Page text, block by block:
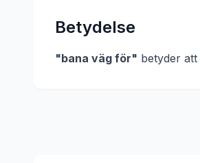
Betydelse
"bana väg för" betyder att